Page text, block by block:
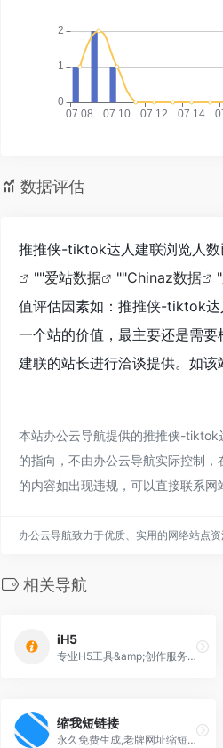
数据评估
推推侠-tiktok达人建联浏览人
""爱站数据 ""Chinaz数据
值评估因素如：推推侠-tiktok达
一个站的价值，最主要还是需
建联的站长进行洽谈提供。如该
本站办公云导航提供的推推侠-tiktok
的指向，不由办公云导航实际控制
的内容如出现违规，可以直接联系网
办公云导航致力于优质、实用的网络站点资
相关导航
iH5
专业H5工具&amp;创作服务平台
缩我短链接
永久免费生成,老牌网址缩短工具,连通性好